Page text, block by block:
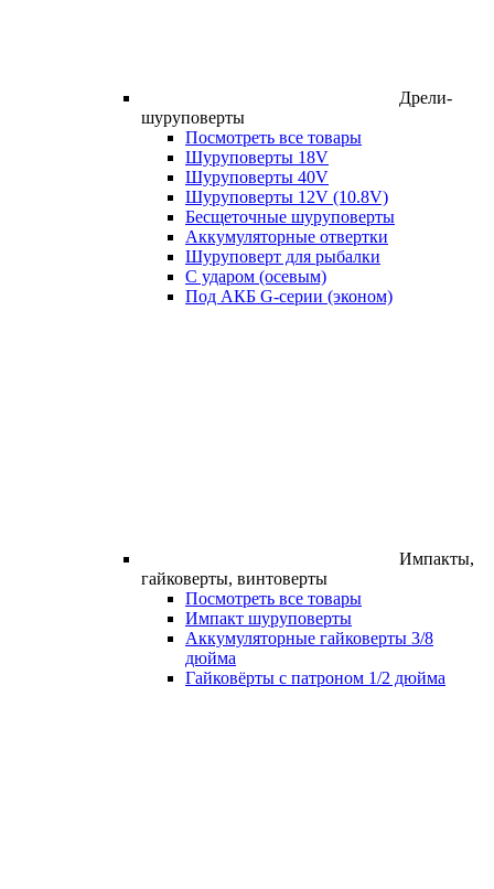
Дрели-
шуруповерты
Посмотреть все товары
Шуруповерты 18V
Шуруповерты 40V
Шуруповерты 12V (10.8V)
Бесщеточные шуруповерты
Аккумуляторные отвертки
Шуруповерт для рыбалки
С ударом (осевым)
Под АКБ G-серии (эконом)
Импакты,
гайковерты, винтоверты
Посмотреть все товары
Импакт шуруповерты
Аккумуляторные гайковерты 3/8
дюйма
Гайковёрты с патроном 1/2 дюйма